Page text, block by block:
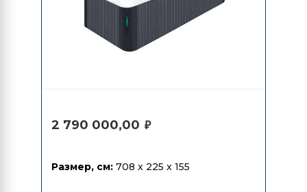
2 790 000,00 ₽
Размер, см: 708 x 225 x 155